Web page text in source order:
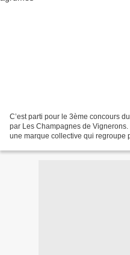
C’est parti pour le 3ème concours
par Les Champagnes de
une marque collective qui regroupe